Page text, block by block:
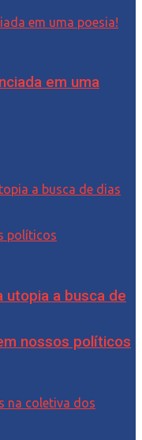
em uma
utopia a busca de
nossos políticos